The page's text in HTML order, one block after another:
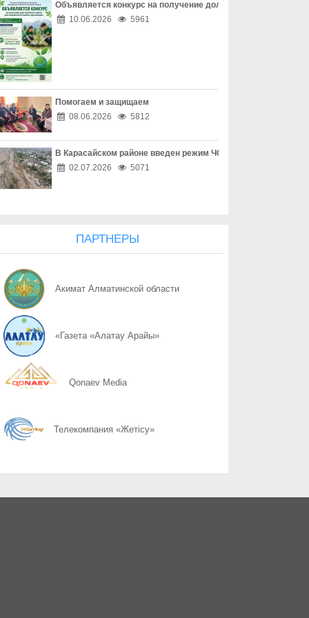
06.08 Инвестиции в здоровье
06.08 Борьба с наркоманией выходит на новый уровень
06.08 Наркотическая зависимость разрушает здоровье
06.08 Собственник обязан соблюдать законодательство
06.08 Опасный обгон – риск для каждого
06.08 Перекресток, где победила вежливость
06.08 Дом, где праздник заканчивается бедой
06.08
06.08
06.08 Қоршаған ортамыздың тазалығын сақтау – баршамыздың ортақ
Объявляется конкурс на получение долгосрочного гранта
10.06.2026
5961
Помогаем и защищаем
08.06.2026
5812
В Карасайском районе введен режим ЧС местного масштаба
02.07.2026
5071
ПАРТНЕРЫ
Акимат Алматинской области
«Газета «Алатау Арайы»
Qonaev Media
Телекомпания «Жетісу»